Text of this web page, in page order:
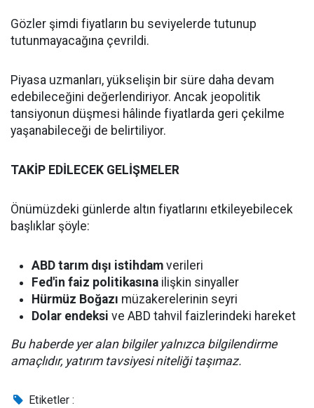
Gözler şimdi fiyatların bu seviyelerde tutunup
tutunmayacağına çevrildi.
Piyasa uzmanları, yükselişin bir süre daha devam
edebileceğini değerlendiriyor. Ancak jeopolitik
tansiyonun düşmesi hâlinde fiyatlarda geri çekilme
yaşanabileceği de belirtiliyor.
TAKİP EDİLECEK GELİŞMELER
Önümüzdeki günlerde altın fiyatlarını etkileyebilecek
başlıklar şöyle:
ABD tarım dışı istihdam verileri
Fed'in faiz politikasına ilişkin sinyaller
Hürmüz Boğazı müzakerelerinin seyri
Dolar endeksi ve ABD tahvil faizlerindeki hareket
Bu haberde yer alan bilgiler yalnızca bilgilendirme
amaçlıdır, yatırım tavsiyesi niteliği taşımaz.
Etiketler :